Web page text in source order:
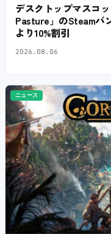
デスクトップマスコ
Pasture」のSteamバ
より10%割引
2026.08.06
ニュース